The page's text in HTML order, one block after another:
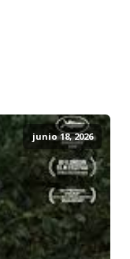
junio 18, 2026